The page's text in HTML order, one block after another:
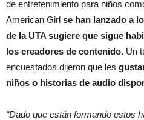
de entretenimiento para niños
American Girl se han lanzado a
de la UTA sugiere que sigue
los creadores de contenido. Un
encuestados dijeron que les
niños o historias de audio
“Dado que están formando estos